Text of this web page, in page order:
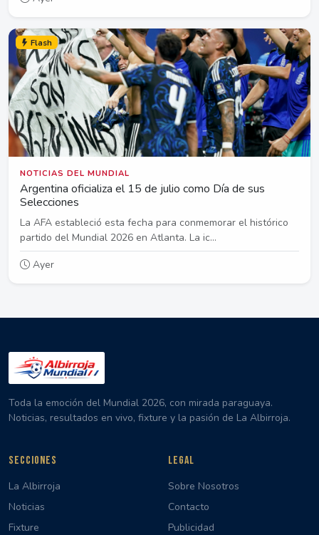
Flash
NOTICIAS DEL MUNDIAL
Argentina oficializa el 15 de julio como Día de sus
Selecciones
La AFA estableció esta fecha para conmemorar el histórico
partido del Mundial 2026 en Atlanta. La ic...
Ayer
Toda la emoción del Mundial 2026, con mirada paraguaya.
Noticias, resultados en vivo, fixture y la pasión de La Albirroja.
SECCIONES
La Albirroja
Noticias
Fixture
LEGAL
Sobre Nosotros
Contacto
Publicidad